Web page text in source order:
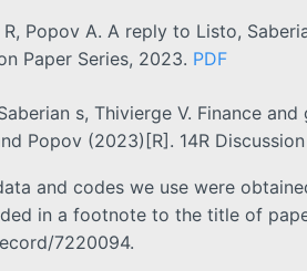
R, Popov A. A reply to Listo,
Paper Series, 2023. PDF
s, Thivierge V. Finance
Popov (2023)[R]. 14R
and codes we use were
in a footnote to the title of
7220094.